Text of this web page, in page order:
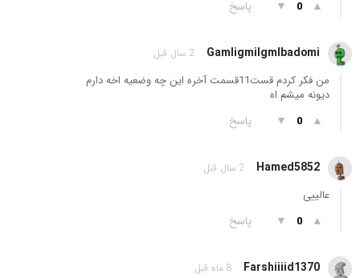
▲
0
▼ پاسخ
Gamligmilgmlbadomi 2 سال قبل
من فکر کردم قست11قسمت آخره این چه وضعیه اخه دارم
دیونه میشم اه
▲
0
▼ پاسخ
Hamed5852 2 سال قبل
عالییی
▲
0
▼ پاسخ
Farshiiiid1370 8 ماه قبل